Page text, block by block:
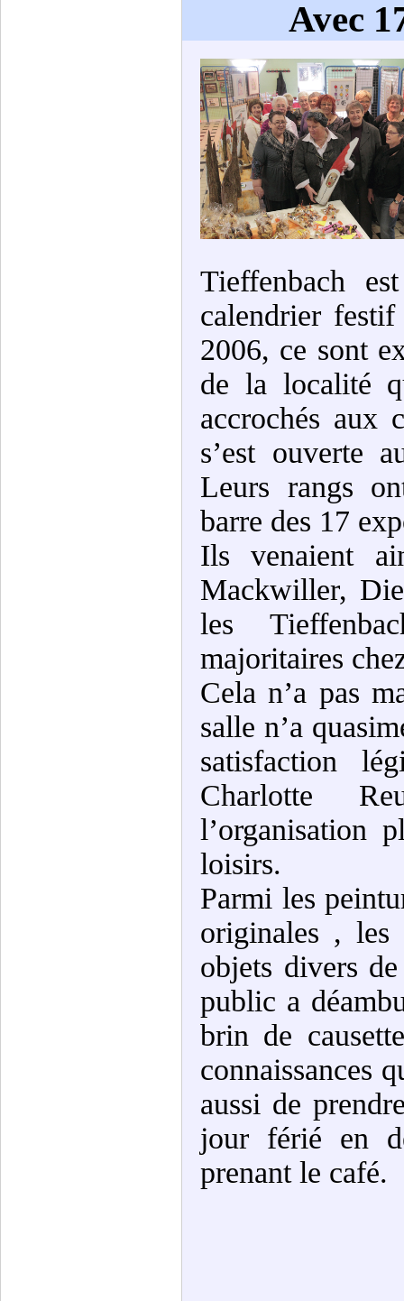
Avec
Tieffenbach
calendrier
2006, ce sont
de la localité
accrochés aux
s’est ouverte
Leurs rangs
barre des 17
Ils venaient
Mackwiller,
les
majoritaires
Cela n’a pas
salle n’a
satisfaction
Charlotte
l’organisation
loisirs.
Parmi les
originales , les
objets divers
public a
brin de
connaissances
aussi de
jour férié en
prenant le café.